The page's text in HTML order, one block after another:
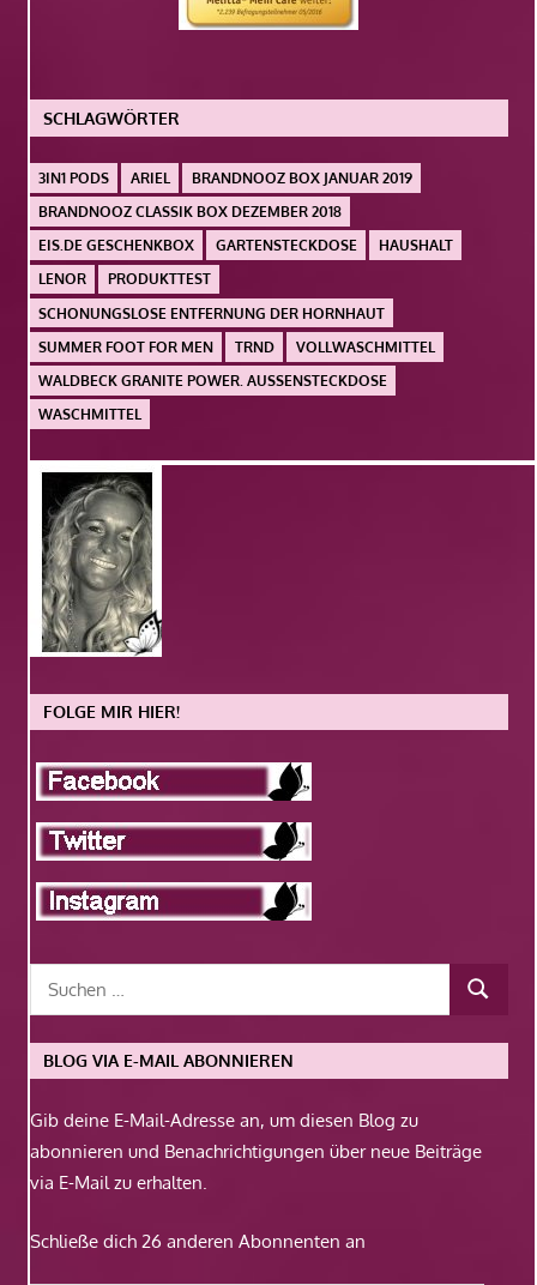
SCHLAGWÖRTER
3IN1 PODS ARIEL
BRANDNOOZ BOX JANUAR 2019
BRANDNOOZ CLASSIK BOX DEZEMBER 2018
EIS.DE GESCHENKBOX
GARTENSTECKDOSE
HAUSHALT
LENOR
PRODUKTTEST
SCHONUNGSLOSE ENTFERNUNG DER HORNHAUT
SUMMER FOOT FOR MEN
TRND
VOLLWASCHMITTEL
WALDBECK GRANITE POWER. AUSSENSTECKDOSE
WASCHMITTEL
FOLGE MIR HIER!
BLOG VIA E-MAIL ABONNIEREN
Gib deine E-Mail-Adresse an, um diesen Blog zu
abonnieren und Benachrichtigungen über neue Beiträge
via E-Mail zu erhalten.
Schließe dich 26 anderen Abonnenten an